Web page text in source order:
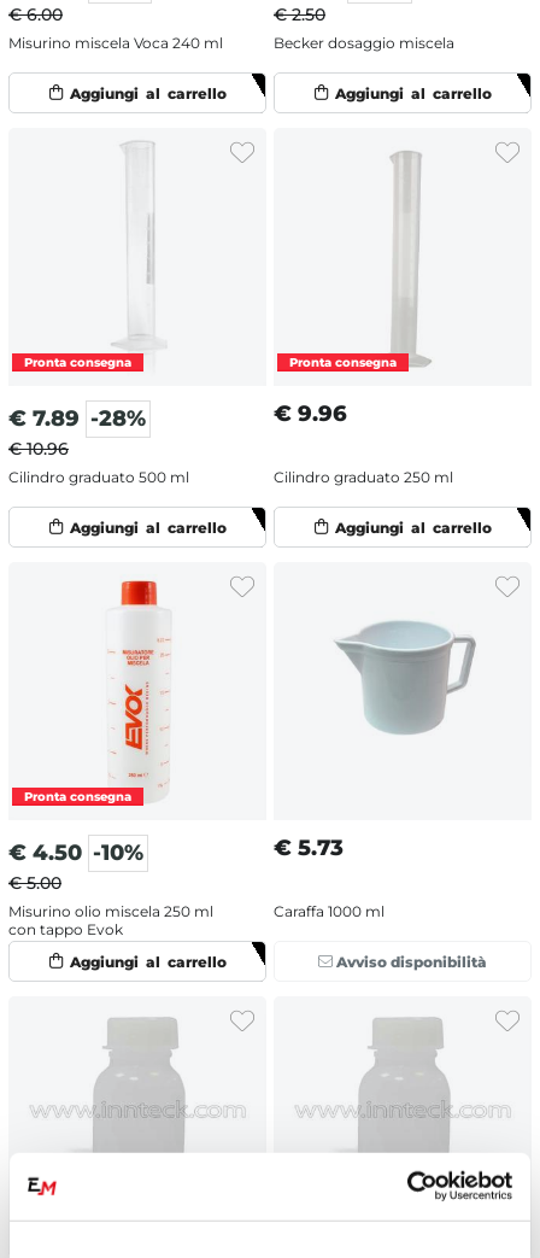
€ 6.00
Misurino miscela Voca 240 ml
€ 2.50
Becker dosaggio miscela
€ 7.89 -28%
€ 10.96
Cilindro graduato 500 ml
€ 9.96
Cilindro graduato 250 ml
€ 4.50 -10%
€ 5.00
Misurino olio miscela 250 ml
con tappo Evok
€ 5.73
Caraffa 1000 ml
Avviso disponibilità